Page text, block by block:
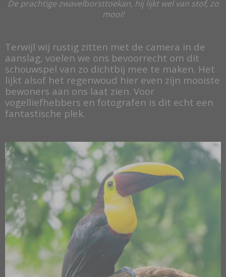
De prachtige zwavelborsttoekan, hij lijkt wel van stof, zo
mooi!
Terwijl wij rustig zitten met de camera in de
aanslag, voelen we ons bevoorrecht om dit
schouwspel van zo dichtbij mee te maken. Het
lijkt alsof het regenwoud hier even zijn mooiste
bewoners aan ons laat zien. Voor
vogelliefhebbers en fotografen is dit echt een
fantastische plek.